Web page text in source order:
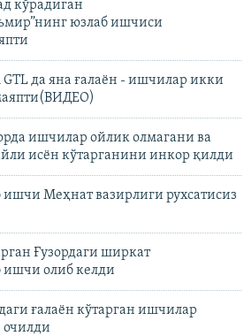
кўрадиган
юзлаб ишчиси
GTL да яна ғалаён - ишчилар икки
ишчилар ойлик олмагани ва
исён кўтарганини инкор қилди
Меҳнат вазирлиги рухсатисиз
Ғузордаги ширкат
ишчи олиб келди
ғалаён кўтарган ишчилар